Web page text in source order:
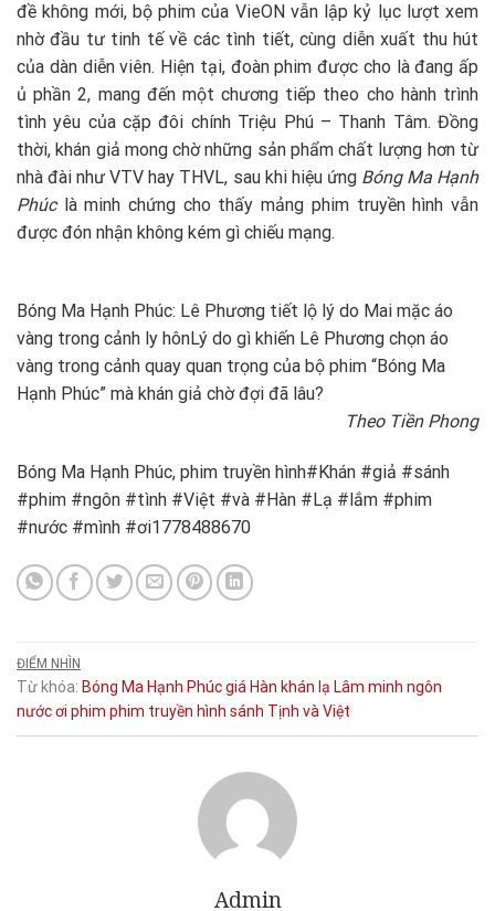
đề không mới, bộ phim của VieON vẫn lập kỷ lục lượt xem
nhờ đầu tư tinh tế về các tình tiết, cùng diễn xuất thu hút
của dàn diễn viên. Hiện tại, đoàn phim được cho là đang ấp
ủ phần 2, mang đến một chương tiếp theo cho hành trình
tình yêu của cặp đôi chính Triệu Phú – Thanh Tâm. Đồng
thời, khán giả mong chờ những sản phẩm chất lượng hơn từ
nhà đài như VTV hay THVL, sau khi hiệu ứng Bóng Ma Hạnh
Phúclà minh chứng cho thấy mảng phim truyền hình vẫn
được đón nhận không kém gì chiếu mạng.
Bóng Ma Hạnh Phúc: Lê Phương tiết lộ lý do Mai mặc áo
vàng trong cảnh ly hônLý do gì khiến Lê Phương chọn áo
vàng trong cảnh quay quan trọng của bộ phim “Bóng Ma
Hạnh Phúc” mà khán giả chờ đợi đã lâu?
Theo Tiền Phong
Bóng Ma Hạnh Phúc, phim truyền hình#Khán #giả #sánh
#phim #ngôn #tình #Việt #và #Hàn #Lạ #lắm #phim
#nước #mình #ơi1778488670
ĐIỂM NHÌN
Từ khóa: Bóng Ma Hạnh Phúcgiá Hàn khán lạ Lâm minh ngôn
nướcơi phim phim truyền hình sánh Tịnh và Việt
Admin